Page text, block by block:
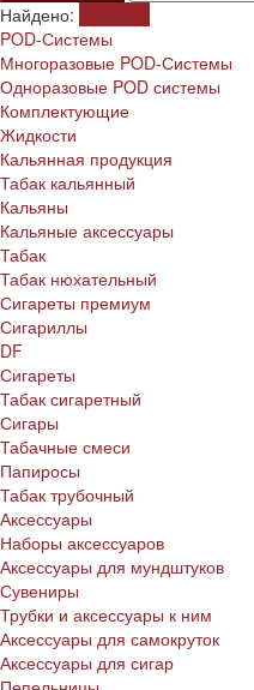
Найдено:
POD-Системы
Многоразовые POD-Системы
Одноразовые POD системы
Комплектующие
Жидкости
Кальянная продукция
Табак кальянный
Кальяны
Кальяные аксессуары
Табак
Табак нюхательный
Сигареты премиум
Сигариллы
DF
Сигареты
Табак сигаретный
Сигары
Табачные смеси
Папиросы
Табак трубочный
Аксессуары
Наборы аксессуаров
Аксессуары для мундштуков
Сувениры
Трубки и аксессуары к ним
Аксессуары для самокруток
Аксессуары для сигар